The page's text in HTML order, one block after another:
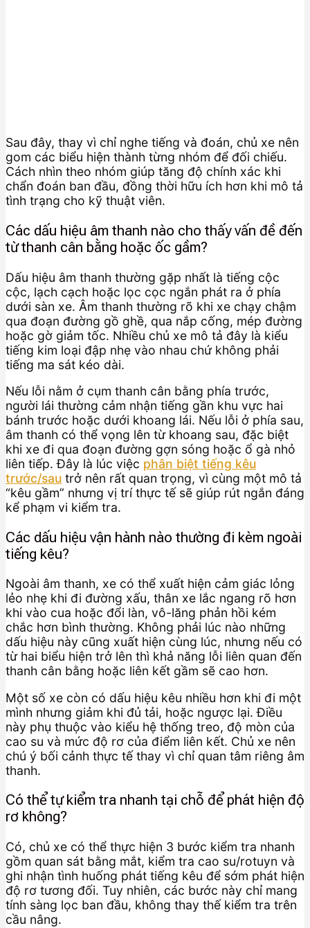
Sau đây, thay vì chỉ nghe tiếng và đoán, chủ xe nên
gom các biểu hiện thành từng nhóm để đối chiếu.
Cách nhìn theo nhóm giúp tăng độ chính xác khi
chẩn đoán ban đầu, đồng thời hữu ích hơn khi mô tả
tình trạng cho kỹ thuật viên.
Các dấu hiệu âm thanh nào cho thấy vấn đề đến
từ thanh cân bằng hoặc ốc gầm?
Dấu hiệu âm thanh thường gặp nhất là tiếng cộc
cộc, lạch cạch hoặc lọc cọc ngắn phát ra ở phía
dưới sàn xe. Âm thanh thường rõ khi xe chạy chậm
qua đoạn đường gồ ghề, qua nắp cống, mép đường
hoặc gờ giảm tốc. Nhiều chủ xe mô tả đây là kiểu
tiếng kim loại đập nhẹ vào nhau chứ không phải
tiếng ma sát kéo dài.
Nếu lỗi nằm ở cụm thanh cân bằng phía trước,
người lái thường cảm nhận tiếng gần khu vực hai
bánh trước hoặc dưới khoang lái. Nếu lỗi ở phía sau,
âm thanh có thể vọng lên từ khoang sau, đặc biệt
khi xe đi qua đoạn đường gợn sóng hoặc ổ gà nhỏ
liên tiếp. Đây là lúc việc phân biệt tiếng kêu
trước/sau trở nên rất quan trọng, vì cùng một mô tả
“kêu gầm” nhưng vị trí thực tế sẽ giúp rút ngắn đáng
kể phạm vi kiểm tra.
Các dấu hiệu vận hành nào thường đi kèm ngoài
tiếng kêu?
Ngoài âm thanh, xe có thể xuất hiện cảm giác lỏng
lẻo nhẹ khi đi đường xấu, thân xe lắc ngang rõ hơn
khi vào cua hoặc đổi làn, vô-lăng phản hồi kém
chắc hơn bình thường. Không phải lúc nào những
dấu hiệu này cũng xuất hiện cùng lúc, nhưng nếu có
từ hai biểu hiện trở lên thì khả năng lỗi liên quan đến
thanh cân bằng hoặc liên kết gầm sẽ cao hơn.
Một số xe còn có dấu hiệu kêu nhiều hơn khi đi một
mình nhưng giảm khi đủ tải, hoặc ngược lại. Điều
này phụ thuộc vào kiểu hệ thống treo, độ mòn của
cao su và mức độ rơ của điểm liên kết. Chủ xe nên
chú ý bối cảnh thực tế thay vì chỉ quan tâm riêng âm
thanh.
Có thể tự kiểm tra nhanh tại chỗ để phát hiện độ
rơ không?
Có, chủ xe có thể thực hiện 3 bước kiểm tra nhanh
gồm quan sát bằng mắt, kiểm tra cao su/rotuyn và
ghi nhận tình huống phát tiếng kêu để sớm phát hiện
độ rơ tương đối. Tuy nhiên, các bước này chỉ mang
tính sàng lọc ban đầu, không thay thế kiểm tra trên
cầu nâng.